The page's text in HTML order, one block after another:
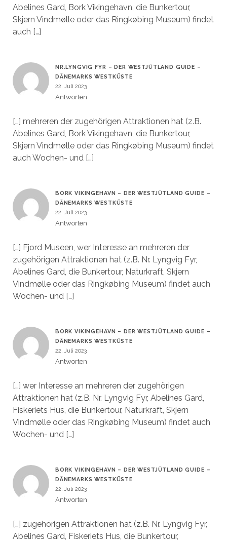
Abelines Gard, Bork Vikingehavn, die Bunkertour,
Skjern Vindmølle oder das Ringkøbing Museum) findet
auch […]
NR.LYNGVIG FYR – DER WESTJÜTLAND GUIDE –
DÄNEMARKS WESTKÜSTE
22. Juli 2023
Antworten
[…] mehreren der zugehörigen Attraktionen hat (z.B.
Abelines Gard, Bork Vikingehavn, die Bunkertour,
Skjern Vindmølle oder das Ringkøbing Museum) findet
auch Wochen- und […]
BORK VIKINGEHAVN – DER WESTJÜTLAND GUIDE –
DÄNEMARKS WESTKÜSTE
22. Juli 2023
Antworten
[…] Fjord Museen, wer Interesse an mehreren der
zugehörigen Attraktionen hat (z.B. Nr. Lyngvig Fyr,
Abelines Gard, die Bunkertour, Naturkraft, Skjern
Vindmølle oder das Ringkøbing Museum) findet auch
Wochen- und […]
BORK VIKINGEHAVN – DER WESTJÜTLAND GUIDE –
DÄNEMARKS WESTKÜSTE
22. Juli 2023
Antworten
[…] wer Interesse an mehreren der zugehörigen
Attraktionen hat (z.B. Nr. Lyngvig Fyr, Abelines Gard,
Fiskeriets Hus, die Bunkertour, Naturkraft, Skjern
Vindmølle oder das Ringkøbing Museum) findet auch
Wochen- und […]
BORK VIKINGEHAVN – DER WESTJÜTLAND GUIDE –
DÄNEMARKS WESTKÜSTE
22. Juli 2023
Antworten
[…] zugehörigen Attraktionen hat (z.B. Nr. Lyngvig Fyr,
Abelines Gard, Fiskeriets Hus, die Bunkertour,